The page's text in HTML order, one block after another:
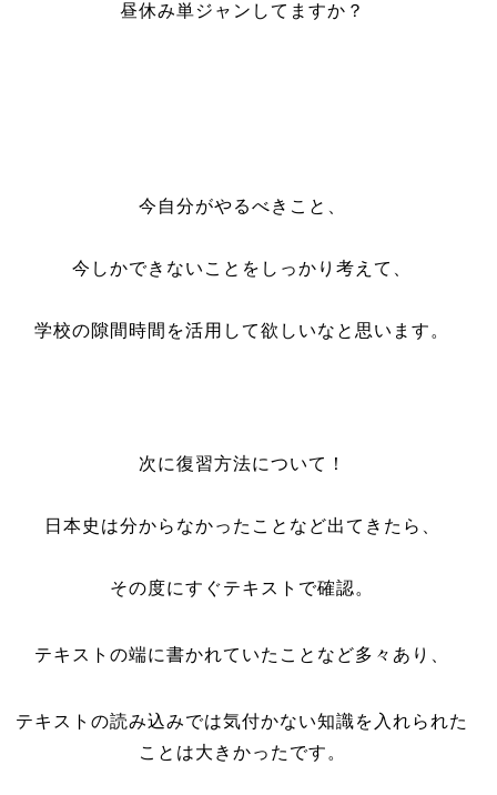
昼休み単ジャンしてますか？
今自分がやるべきこと、
今しかできないことをしっかり考えて、
学校の隙間時間を活用して欲しいなと思います。
次に復習方法について！
日本史は分からなかったことなど出てきたら、
その度にすぐテキストで確認。
テキストの端に書かれていたことなど多々あり、
テキストの読み込みでは気付かない知識を入れられた
ことは大きかったです。